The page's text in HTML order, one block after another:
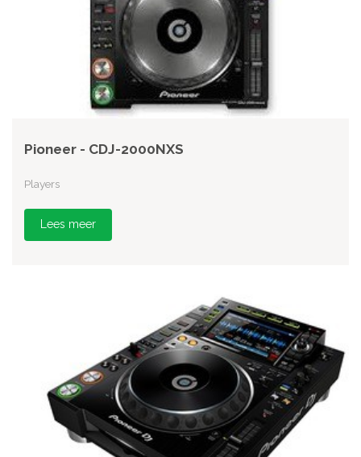
Pioneer - CDJ-2000NXS
Players
Lees meer